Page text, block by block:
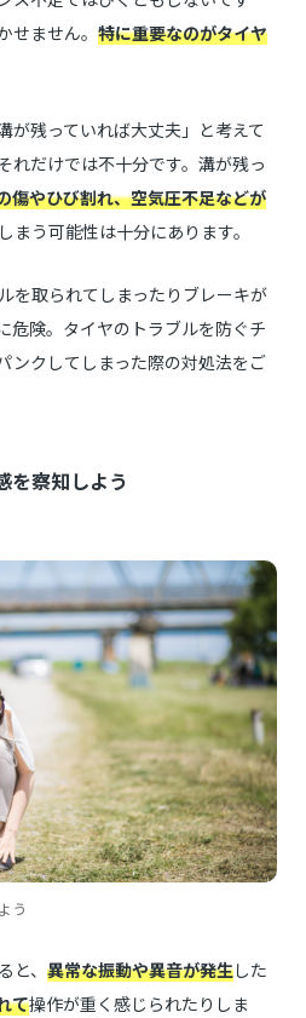
ません。 特に重要なのがタイヤ
が残っていれば大丈夫」と考えて
れだけでは不十分です。溝が残っ
傷やひび割れ、空気圧不足などが
まう可能性は十分にあります。
を取られてしまったりブレーキが
危険。タイヤのトラブルを防ぐチ
ンクしてしまった際の対処法をご
を察知しよう
う
、 異常な振動や異音が発生した
て操作が重く感じられたりしま